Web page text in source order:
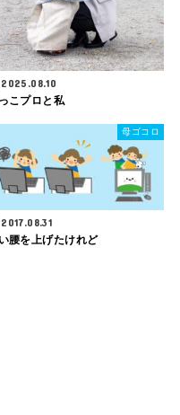
2025.08.10
こプロと私
母ゴコロ
2017.08.31
腰を上げたけれど